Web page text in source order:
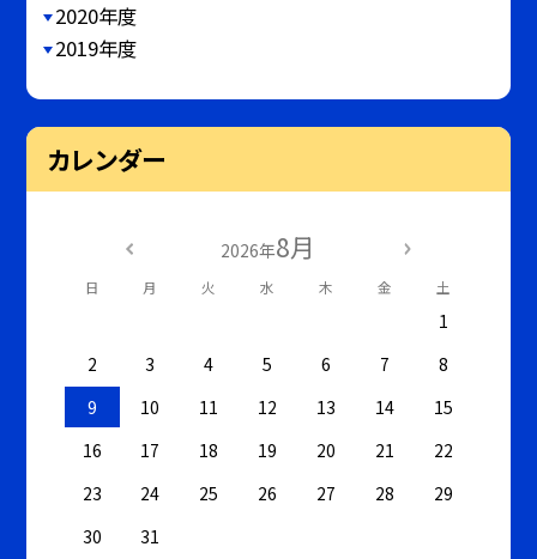
2020年度
2019年度
カレンダー
2026年8月
日 月 火 水 木 金 土
1
2
3 4 5 6 7
8
9
10 11 12 13 14
15
16
17 18 19 20 21
22
23
24 25 26 27 28
29
30
31